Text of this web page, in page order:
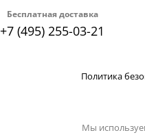
Бесплатная доставка
+7 (495) 255-03-21
Политика
Мы